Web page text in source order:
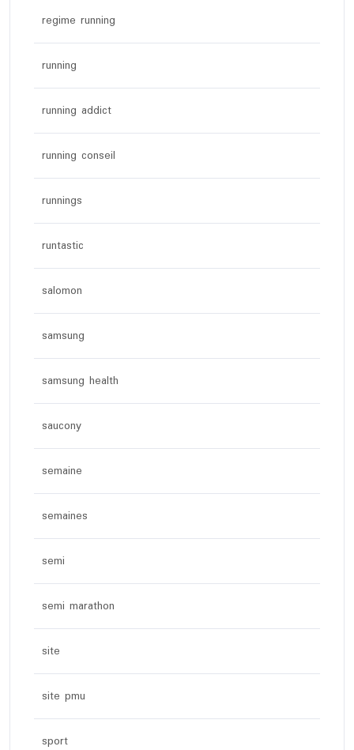
regime running
running
running addict
running conseil
runnings
runtastic
salomon
samsung
samsung health
saucony
semaine
semaines
semi
semi marathon
site
site pmu
sport